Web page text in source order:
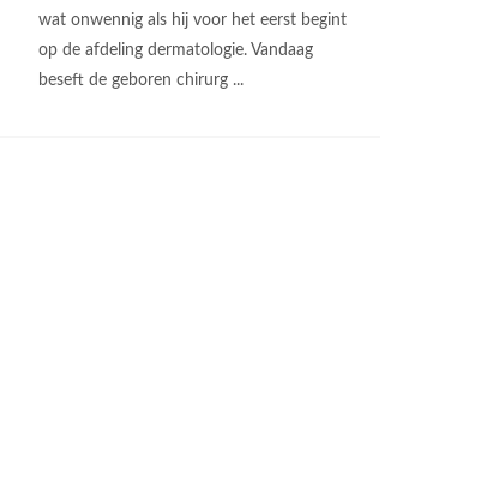
wat onwennig als hij voor het eerst begint
op de afdeling dermatologie. Vandaag
beseft de geboren chirurg ...